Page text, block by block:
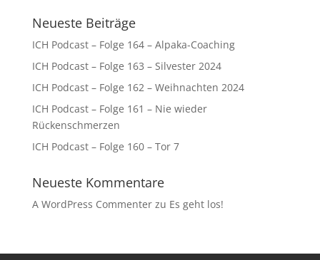
Neueste Beiträge
ICH Podcast – Folge 164 – Alpaka-Coaching
ICH Podcast – Folge 163 – Silvester 2024
ICH Podcast – Folge 162 – Weihnachten 2024
ICH Podcast – Folge 161 – Nie wieder
Rückenschmerzen
ICH Podcast – Folge 160 – Tor 7
Neueste Kommentare
A WordPress Commenterzu Es geht los!